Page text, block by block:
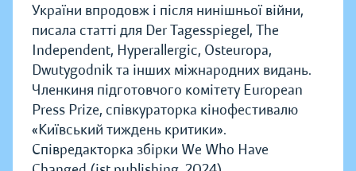
України впродовж і після нинішньої війни,
писала статті для Der Tagesspiegel, The
Independent, Hyperallergic, Osteuropa,
Dwutygodnik та інших міжнародних видань.
Членкиня підготовчого комітету European
Press Prize, співкураторка кінофестивалю
«Київський тиждень критики».
Співредакторка збірки We Who Have